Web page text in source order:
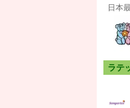
日本
ラテ